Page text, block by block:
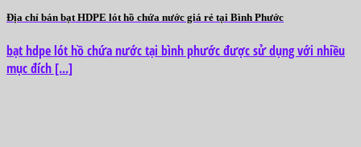
Địa chỉ bán bạt HDPE lót hồ chứa nước giá rẻ tại Bình Phước
bạt hdpe lót hồ chứa nước tại bình phước được sử dụng với nhiều
mục đích [...]